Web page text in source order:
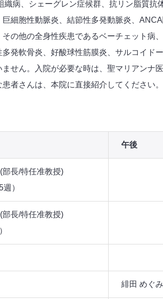
織病、シェーグレン症候群、抗リン脂質抗
細胞性動脈炎、結節性多発動脈炎、
の他の全身性疾患であるベーチェット病
発軟骨炎、好酸球性筋膜炎、サルコイドー
せん。入院が必要な時は、聖マリアンナ
者さんは、本院に直接紹介してください。
午後
部長/特任准教授)
）
部長/特任准教授)
緋田 めぐ